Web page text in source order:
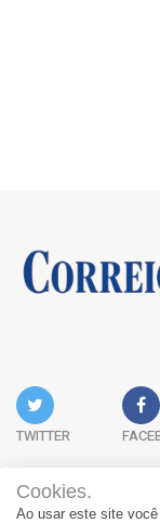
TWITTER
Cookies.
Ao usar este site